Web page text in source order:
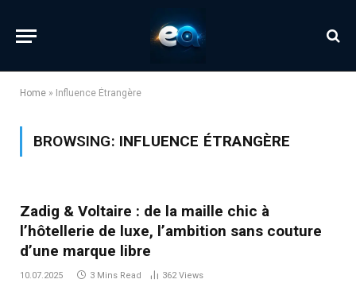
Home » Influence Étrangère
BROWSING: INFLUENCE ÉTRANGÈRE
Zadig & Voltaire : de la maille chic à
l’hôtellerie de luxe, l’ambition sans couture
d’une marque libre
10.07.2025 3 Mins Read 362Views